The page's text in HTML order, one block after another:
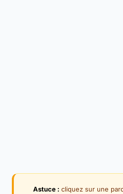
Astuce : cliquez sur une